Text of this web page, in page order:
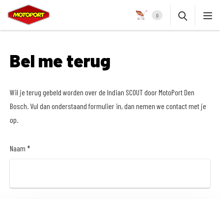
0
Bel me terug
Wil je terug gebeld worden over de Indian SCOUT door MotoPort Den
Bosch. Vul dan onderstaand formulier in, dan nemen we contact met je
op.
Naam *